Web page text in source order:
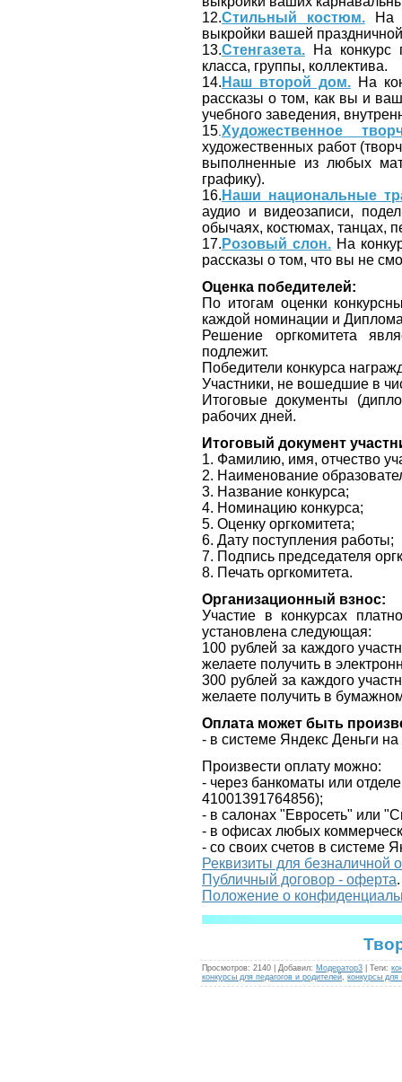
12.Стильный костюм.На
выкройки вашей
13.Стенгазета. На конкурс
класса, группы, коллектива.
14. Наш второй дом.На
рассказы о том, как вы и
учебного заведения,
15 Художественное
художественных работ
выполненные из любых
графику).
16. Наши национальные
аудио и видеозаписи,
обычаях, костюмах, танцах,
17. Розовый слон. На
рассказы о том, что вы не
Оценка победителей:
По итогам оценки
каждой номинации и
Решение оргкомитета
подлежит.
Победители конкурса
Участники, не вошедшие в
Итоговые документы
рабочих дней.
Итоговый документ
1. Фамилию, имя, отчество
2. Наименование
3. Название конкурса;
4. Номинацию конкурса;
5. Оценку оргкомитета;
6. Дату поступления работы;
7. Подпись председателя
8. Печать оргкомитета.
Организационный взнос:
Участие в конкурсах
установлена следующая:
100 рублей за каждого
желаете получить в
300 рублей за каждого
желаете получить в
Оплата может быть
- в системе Яндекс Деньги
Произвести оплату можно:
- через банкоматы или
41001391764856);
- в салонах "Евросеть" или
- в офисах любых
- со своих счетов в системе
Реквизиты для безналичной
Публичный договор - оферта.
Положение о
Просмотров: 2140 Добавил: Модератор3 Теги:
конкурсы для педагогов и родителей конкурсы для